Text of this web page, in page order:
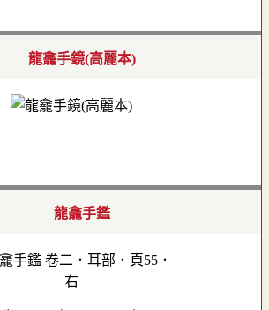
龍龕手鏡(高麗本)
龍龕手鑑